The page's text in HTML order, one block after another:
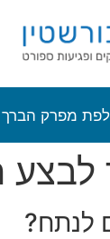
מפרק הברך
לנתח?